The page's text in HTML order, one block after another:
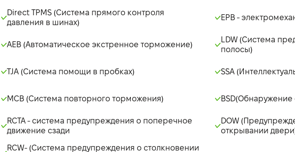
Direct TPMS (Система прямого контроля
давления в шинах)
EPB -
AEB (Автоматическое экстренное торможение)
LDW (Система
полосы)
TJA (Система помощи в пробках) SSA
MCB (Система повторного торможения)
RCTA - система предупреждения о поперечное
движение сзади
DOW
открывании
RCW- (Система предупреждения о столкновении